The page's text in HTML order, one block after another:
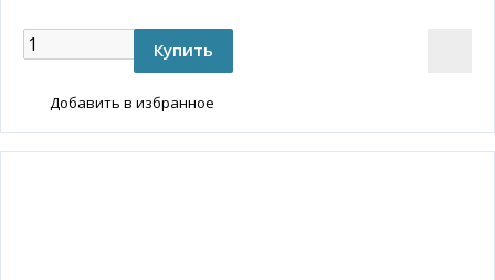
Добавить в избранное